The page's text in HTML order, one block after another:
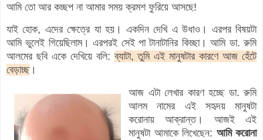
আমি তো আর কচ্ছপ না আমার সময় ক্রমশ ফুরিয়ে আসছে!
যাই হোক, এদের ক্ষেত্রে যা হয়। একদিন দেখি এ উধাও। এরপর বিষয়টা
আমি ভুলেই গিয়েছিলাম। এরপরই সেই পা টানাটানির কিচ্ছা। আমি ডা. রুমি
আলমের ছবি একে দেখিয়ে বলি:ব্যাটা, তুমি এই মানুষটার কারণে আজ হেঁটে
বেড়াচ্ছ।
আজ এটা লেখার কারণ হচ্ছে ডা. রুমি
আলম নামের এই সহৃদয় মানুষটা
করোনায় আক্রান্ত। আজই এই
মানুষটা আমাকে লিখেছেন: আমি করোনা